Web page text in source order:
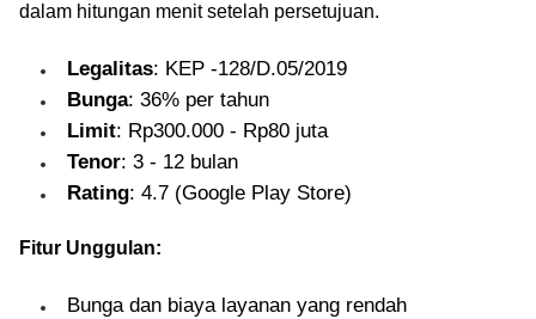
dalam hitungan menit setelah persetujuan.
Legalitas: KEP -128/D.05/2019
Bunga: 36% per tahun
Limit: Rp300.000 - Rp80 juta
Tenor: 3 - 12 bulan
Rating: 4.7 (Google Play Store)
Fitur Unggulan:
Bunga dan biaya layanan yang rendah